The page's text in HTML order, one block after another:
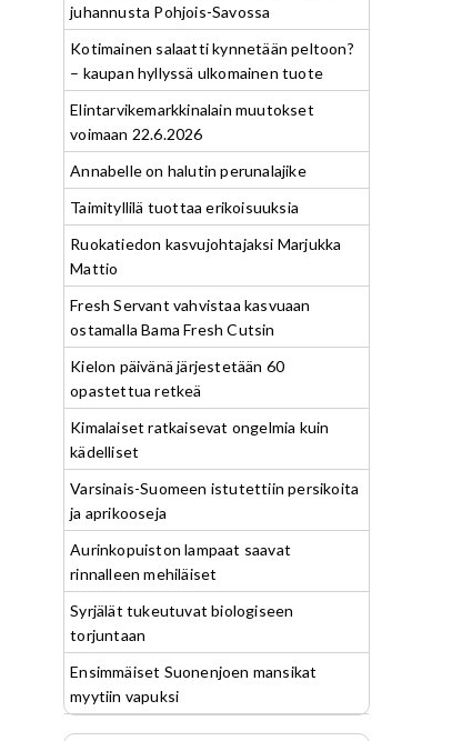
juhannusta Pohjois-Savossa
Kotimainen salaatti kynnetään peltoon?
– kaupan hyllyssä ulkomainen tuote
Elintarvikemarkkinalain muutokset
voimaan 22.6.2026
Annabelle on halutin perunalajike
Taimityllilä tuottaa erikoisuuksia
Ruokatiedon kasvujohtajaksi Marjukka
Mattio
Fresh Servant vahvistaa kasvuaan
ostamalla Bama Fresh Cutsin
Kielon päivänä järjestetään 60
opastettua retkeä
Kimalaiset ratkaisevat ongelmia kuin
kädelliset
Varsinais-Suomeen istutettiin persikoita
ja aprikooseja
Aurinkopuiston lampaat saavat
rinnalleen mehiläiset
Syrjälät tukeutuvat biologiseen
torjuntaan
Ensimmäiset Suonenjoen mansikat
myytiin vapuksi